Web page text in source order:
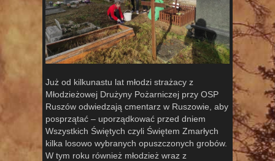
Już od kilkunastu lat młodzi strażacy z
Młodzieżowej Drużyny Pożarniczej przy OSP
Ruszów odwiedzają cmentarz w Ruszowie, aby
posprzątać – uporządkować przed dniem
Wszystkich Świętych czyli Świętem Zmarłych
kilka losowo wybranych opuszczonych grobów.
W tym roku również młodzież wraz z